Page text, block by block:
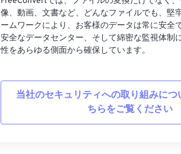
像、動画、文書など、どんなファイルでも、堅
ームワークにより、お客様のデータは常に安全
安全なデータセンター、そして綿密な監視体制
性をあらゆる側面から確保しています。
当社のセキュリティへの取り組みにつ
ちらをご覧ください